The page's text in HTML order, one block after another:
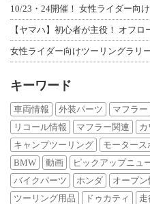
10/23・24開催！ 女性ライダー向
【ヤマハ】初心者が主役！ オフ
女性ライダー向けツーリングラリ
キーワード
車両情報 外装パーツ マフラー
リコール情報
マフラー関連
キャンプツーリング
モータース
BMW
動画 ピックアップニュ
バイクパーツ
ホンダ オープン
ツーリング用品
ドゥカティ 走